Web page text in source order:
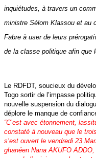
inquiétudes, à travers un
ministre Sélom Klassou et au
Fabre à user de leurs
de la classe politique afin que
Le RDFDT, soucieux du
Togo sortir de l’impasse
nouvelle suspension du
déplore le manque de
“C’est avec étonnement,
constaté à nouveau que le
s’est ouvert le vendredi 23
ghanéen Nana AKUFO